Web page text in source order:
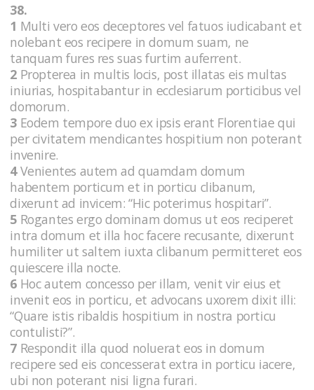
38.
1 Multi vero eos deceptores vel fatuos iudicabant et
nolebant eos recipere in domum suam, ne
tanquam fures res suas furtim auferrent.
2 Propterea in multis locis, post illatas eis multas
iniurias, hospitabantur in ecclesiarum porticibus vel
domorum.
3 Eodem tempore duo ex ipsis erant Florentiae qui
per civitatem mendicantes hospitium non poterant
invenire.
4Venientes autem ad quamdam domum
habentem porticum et in porticu clibanum,
dixerunt ad invicem: “Hic poterimus hospitari”.
5 Rogantes ergo dominam domus ut eos reciperet
intra domum et illa hoc facere recusante, dixerunt
humiliter ut saltem iuxta clibanum permitteret eos
quiescere illa nocte.
6 Hoc autem concesso per illam, venit vir eius et
invenit eos in porticu, et advocans uxorem dixit illi:
“Quare istis ribaldis hospitium in nostra porticu
contulisti?”.
7 Respondit illa quod noluerat eos in domum
recipere sed eis concesserat extra in porticu iacere,
ubi non poterant nisi ligna furari.